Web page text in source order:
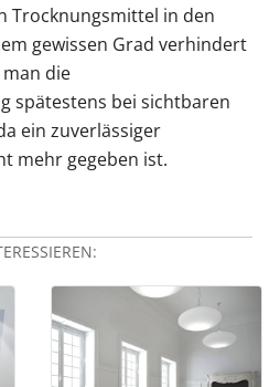
Trocknungsmittel in den
gewissen Grad verhindert
die
spätestens bei sichtbaren
ein zuverlässiger
mehr gegeben ist.